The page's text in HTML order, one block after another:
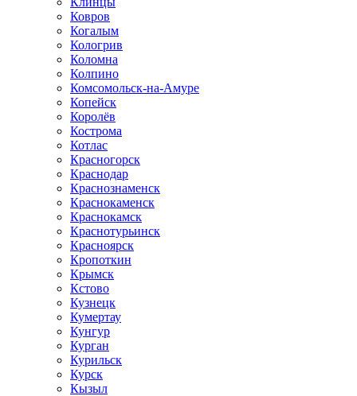
Ковров
Когалым
Кологрив
Коломна
Колпино
Комсомольск-на-Амуре
Копейск
Королёв
Кострома
Котлас
Красногорск
Краснодар
Краснознаменск
Краснокаменск
Краснокамск
Краснотурьинск
Красноярск
Кропоткин
Крымск
Кстово
Кузнецк
Кумертау
Кунгур
Курган
Курильск
Курск
Кызыл